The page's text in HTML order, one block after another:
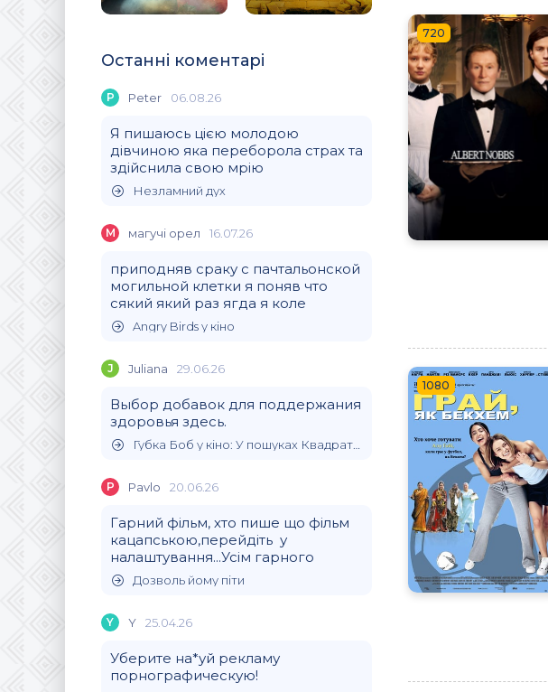
Останні коментарі
P Peter 06.08.26
Я пишаюсь цією молодою
дівчиною яка переборола страх та
здійснила свою мрію
Незламний дух
М магучi орел 16.07.26
приподняв сраку с пачтальонской
могильной клетки я поняв что
сякий який раз ягда я коле
Angry Birds у кіно
J Juliana 29.06.26
Выбор добавок для поддержания
здоровья здесь.
Губка Боб у кіно: У пошуках Квадратних Штанів
P Pavlo 20.06.26
Гарний фільм, хто пише що фільм
кацапською,перейдіть у
налаштування...Усім гарного
Дозволь йому піти
Y Y 25.04.26
Уберите на*уй рекламу
порнографическую!
720
1080